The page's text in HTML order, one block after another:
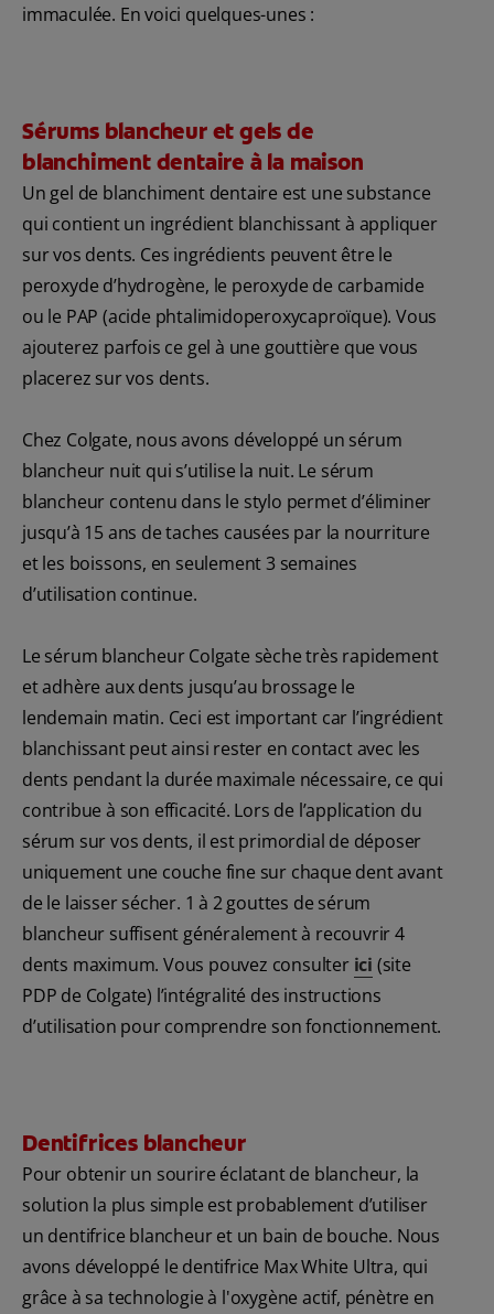
immaculée. En voici quelques-unes :
Sérums blancheur et gels de
blanchiment dentaire à la maison
Un gel de blanchiment dentaire est une substance
qui contient un ingrédient blanchissant à appliquer
sur vos dents. Ces ingrédients peuvent être le
peroxyde d’hydrogène, le peroxyde de carbamide
ou le PAP (acide phtalimidoperoxycaproïque). Vous
ajouterez parfois ce gel à une gouttière que vous
placerez sur vos dents.
Chez Colgate, nous avons développé un sérum
blancheur nuit qui s’utilise la nuit. Le sérum
blancheur contenu dans le stylo permet d’éliminer
jusqu’à 15 ans de taches causées par la nourriture
et les boissons, en seulement 3 semaines
d’utilisation continue.
Le sérum blancheur Colgate sèche très rapidement
et adhère aux dents jusqu’au brossage le
lendemain matin. Ceci est important car l’ingrédient
blanchissant peut ainsi rester en contact avec les
dents pendant la durée maximale nécessaire, ce qui
contribue à son efficacité. Lors de l’application du
sérum sur vos dents, il est primordial de déposer
uniquement une couche fine sur chaque dent avant
de le laisser sécher. 1 à 2 gouttes de sérum
blancheur suffisent généralement à recouvrir 4
dents maximum. Vous pouvez consulter ici (site
PDP de Colgate) l’intégralité des instructions
d’utilisation pour comprendre son fonctionnement.
Dentifrices blancheur
Pour obtenir un sourire éclatant de blancheur, la
solution la plus simple est probablement d’utiliser
un dentifrice blancheur et un bain de bouche. Nous
avons développé le dentifrice Max White Ultra, qui
grâce à sa technologie à l'oxygène actif, pénètre en